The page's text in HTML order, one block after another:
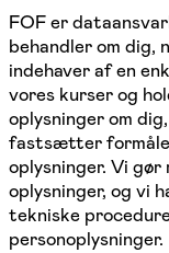
FOF er
behandler om dig,
indehaver af en
vores kurser og
oplysninger om
fastsætter
oplysninger. Vi
oplysninger, og vi
tekniske
personoplysninger.